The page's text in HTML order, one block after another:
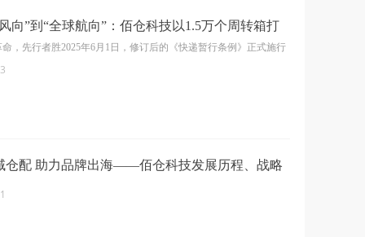
向”到“全球航向”：佰仓科技以1.5万个周转箱打
境新标杆
，先行者胜2025年6月1日，修订后的《快递暂行条例》正式施行
仓配 助力品牌出海——佰仓科技发展历程、战略